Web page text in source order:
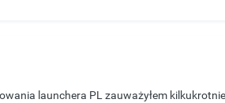
launchera PL zauważyłem